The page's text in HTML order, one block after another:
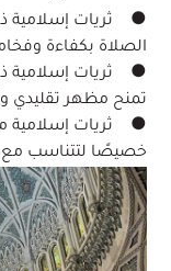
● ثريات إسلامية
الصلاة بكفاءة
● ثريات إسلامية
تمنح مظهر تقليدي
● ثريات إسلامية
خصيصًا لتتناسب مع